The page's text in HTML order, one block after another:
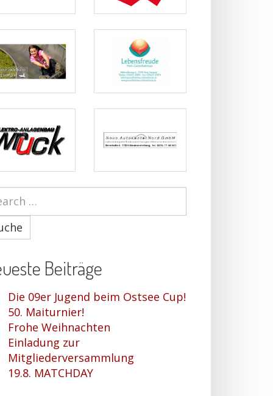
Beiträge
Die 09er Jugend beim Ostsee Cup!
50. Maiturnier!
Frohe Weihnachten
Einladung zur
Mitgliederversammlung
19.8. MATCHDAY